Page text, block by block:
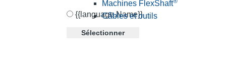
{{language.Name}}
Sélectionner
Machines FlexShaft
Câbles et outils